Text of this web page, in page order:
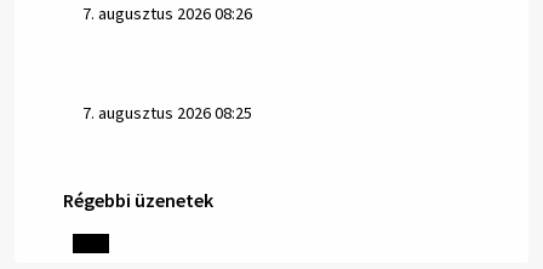
7. augusztus 2026 08:26
7. augusztus 2026 08:25
Helyi közlemények: 2026.08.06.
1/ AZ IVÓVÍZ NEM MAGÁTÓL ÉRTETŐDŐ. A tartós
Régebbi üzenetek